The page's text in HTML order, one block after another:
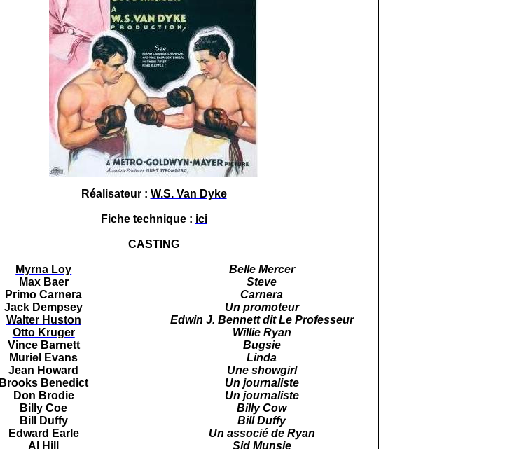
Réalisateur : W.S. Van Dyke
Fiche technique : ici
CASTING
Myrna Loy
Belle Mercer
Max Baer
Steve
Primo Carnera
Carnera
Jack Dempsey
Un promoteur
Walter Huston
Edwin J. Bennett dit Le Professeur
Otto Kruger
Willie Ryan
Vince Barnett
Bugsie
Muriel Evans
Linda
Jean Howard
Une showgirl
Brooks Benedict
Un journaliste
Don Brodie
Un journaliste
Billy Coe
Billy Cow
Bill Duffy
Bill Duffy
Edward Earle
Un associé de Ryan
Al Hill
Sid Munsie